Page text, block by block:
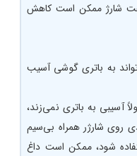
شارژ ممکن است کاهش
به باتری گوشی آسیب
آسیبی به باتری نمی‌زند،
روی شارژر همراه بی‌سیم
شود، ممکن است داغ